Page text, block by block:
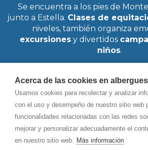
Acerca de las cookies en
Usamos cookies para recolectar y analizar
con el uso y desempeño de nuestro sitio web
funcionalidades relacionadas con las redes
mejorar y personalizar adecuadamente el
en nuestro sitio web. Más información
Se encuentra a los pies de
junto a Estella. Clases de
niveles, también organiza
excursionesy divertidos
niños.
MÁS INFORMACIÓN